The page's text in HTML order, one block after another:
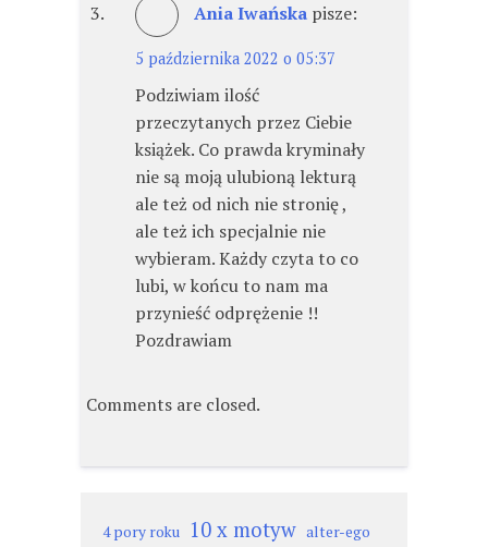
Ania Iwańska pisze:
5 października 2022 o 05:37
Podziwiam ilość
przeczytanych przez Ciebie
książek. Co prawda kryminały
nie są moją ulubioną lekturą
ale też od nich nie stronię ,
ale też ich specjalnie nie
wybieram. Każdy czyta to co
lubi, w końcu to nam ma
przynieść odprężenie !!
Pozdrawiam
Comments are closed.
4 pory roku 10 x motyw alter-ego